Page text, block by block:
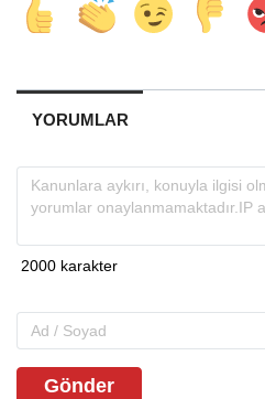
YORUMLAR
Gönder